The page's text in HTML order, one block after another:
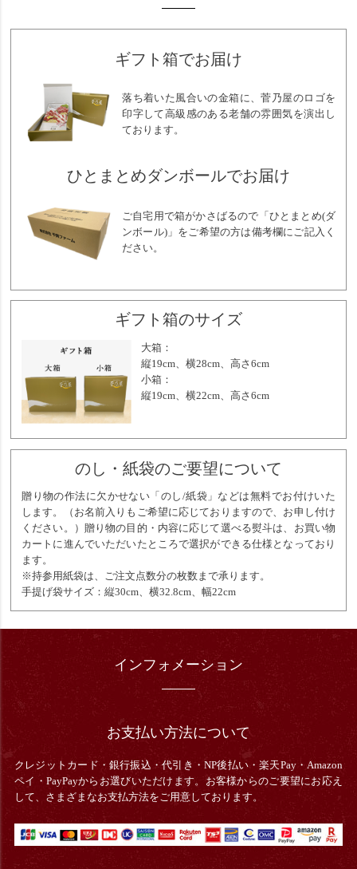
ギフト箱でお届け
落ち着いた風合いの金箱に、菅乃屋のロゴを
印字して高級感のある老舗の雰囲気を演出し
ております。
ひとまとめダンボールでお届け
ご自宅用で箱がかさばるので「ひとまとめ(ダ
ンボール)」をご希望の方は備考欄にご記入く
ださい。
ギフト箱のサイズ
大箱：
縦19cm、横28cm、高さ6cm
小箱：
縦19cm、横22cm、高さ6cm
のし・紙袋のご要望について
贈り物の作法に欠かせない「のし/紙袋」などは無料でお付けいた
します。（お名前入りもご希望に応じておりますので、お申し付け
ください。）贈り物の目的・内容に応じて選べる熨斗は、お買い物
カートに進んでいただいたところで選択ができる仕様となっており
ます。
※持参用紙袋は、ご注文点数分の枚数まで承ります。
手提げ袋サイズ：縦30cm、横32.8cm、幅22cm
インフォメーション
お支払い方法について
クレジットカード・銀行振込・代引き・NP後払い・楽天Pay・Amazon
ペイ・PayPayからお選びいただけます。お客様からのご要望にお応え
して、さまざまなお支払方法をご用意しております。